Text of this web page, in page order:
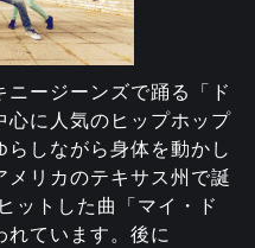
ージーンズで踊る「ド
心に人気のヒップホップ
しながら身体を動かし
リカのテキサス州で誕
ットした曲「マイ・ド
れています。後に